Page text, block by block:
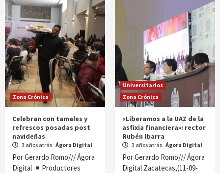
Zona Crónica
Celebran con tamales y
refrescos posadas post
navideñas
3 años atrás Ágora Digital
Por Gerardo Romo/// Ágora
Digital
Productores
Universitarios
Zona Crónica
«Liberamos a la UAZ de la
asfixia financiera»: rector
Rubén Ibarra
3 años atrás Ágora Digital
Por Gerardo Romo/// Ágora
Digital Zacatecas,(11-09-